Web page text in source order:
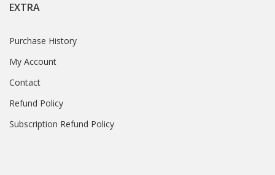
EXTRA
Purchase History
My Account
Contact
Refund Policy
Subscription Refund Policy